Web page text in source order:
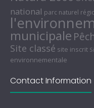
national parc naturel
municipale
Site classé site inscrit
environnementale
Contact Information